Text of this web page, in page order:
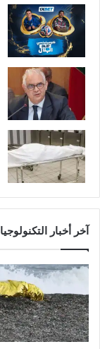
آخر أخبار التكنولوجيا